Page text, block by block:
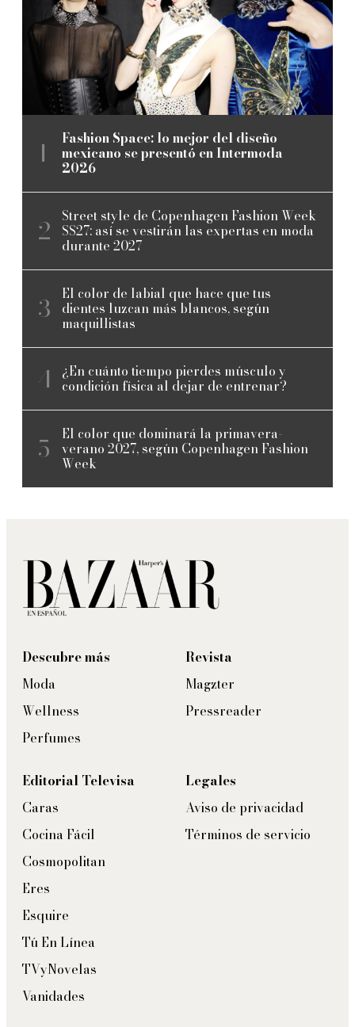
Fashion Space: lo mejor del diseño
mexicano se presentó en Intermoda
2026
Street style de Copenhagen Fashion Week
SS27: así se vestirán las expertas en moda
durante 2027
El color de labial que hace que tus
dientes luzcan más blancos, según
maquillistas
¿En cuánto tiempo pierdes músculo y
condición física al dejar de entrenar?
El color que dominará la primavera-
verano 2027, según Copenhagen Fashion
Week
Descubre más
Moda
Wellness
Perfumes
Revista
Magzter
Pressreader
Editorial Televisa
Caras
Cocina Fácil
Cosmopolitan
Eres
Esquire
Tú En Línea
TVyNovelas
Vanidades
Legales
Aviso de privacidad
Términos de servicio